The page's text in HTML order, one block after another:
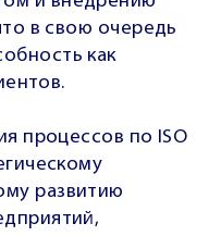
в свою очередь
как
процессов по ISO
развитию